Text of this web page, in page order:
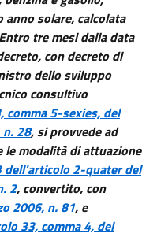
solare, calcolata
tre mesi dalla data
con decreto di
dello sviluppo
consultivo
comma 5-sexies, del
28, si provvede ad
le modalità di attuazione
dell'articolo 2-quater del
2, convertito, con
2006, n. 81, e
33, comma 4, del